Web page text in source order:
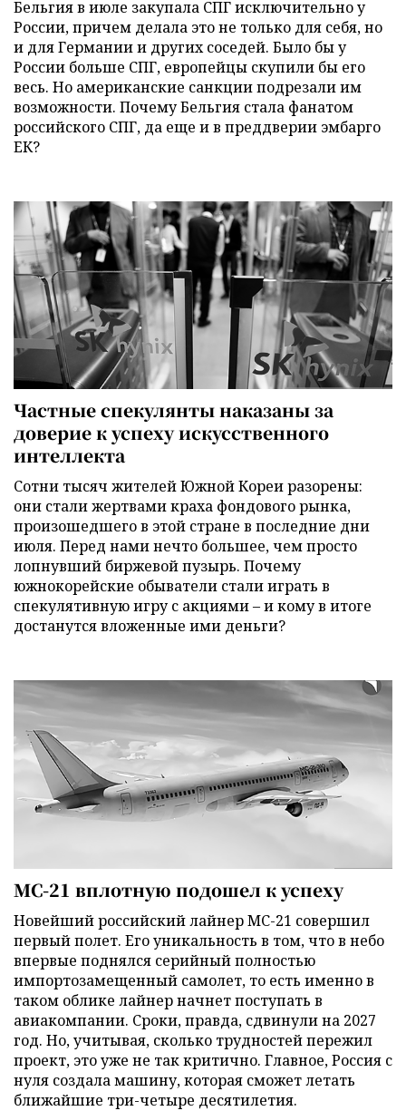
Бельгия в июле закупала СПГ исключительно у
России, причем делала это не только для себя, но
и для Германии и других соседей. Было бы у
России больше СПГ, европейцы скупили бы его
весь. Но американские санкции подрезали им
возможности. Почему Бельгия стала фанатом
российского СПГ, да еще и в преддверии эмбарго
ЕК?
Частные спекулянты наказаны за
доверие к успеху искусственного
интеллекта
Сотни тысяч жителей Южной Кореи разорены:
они стали жертвами краха фондового рынка,
произошедшего в этой стране в последние дни
июля. Перед нами нечто большее, чем просто
лопнувший биржевой пузырь. Почему
южнокорейские обыватели стали играть в
спекулятивную игру с акциями – и кому в итоге
достанутся вложенные ими деньги?
МС-21 вплотную подошел к успеху
Новейший российский лайнер МС-21 совершил
первый полет. Его уникальность в том, что в небо
впервые поднялся серийный полностью
импортозамещенный самолет, то есть именно в
таком облике лайнер начнет поступать в
авиакомпании. Сроки, правда, сдвинули на 2027
год. Но, учитывая, сколько трудностей пережил
проект, это уже не так критично. Главное, Россия с
нуля создала машину, которая сможет летать
ближайшие три-четыре десятилетия.